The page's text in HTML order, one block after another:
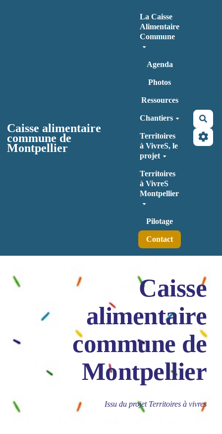
Caisse alimentaire
commune de
Montpellier
La Caisse
Alimentaire
Commune
Agenda
Photos
Ressources
Chantiers
Territoires
à VivreS, le
projet
Territoires
à VivreS
Montpellier
Pilotage
Contact
Caisse
alimentaire
commune de
Montpellier
Issu du projet Territoires à vivres